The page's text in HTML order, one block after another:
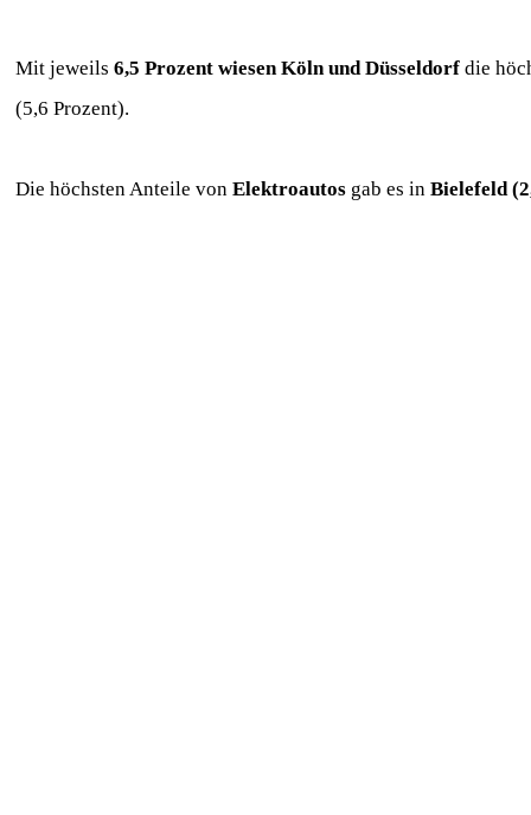
Mit jeweils 6,5 Prozent wiesen Köln und Düsseldorf die
(5,6 Prozent).
Die höchsten Anteile von Elektroautos gab es in Bielefeld